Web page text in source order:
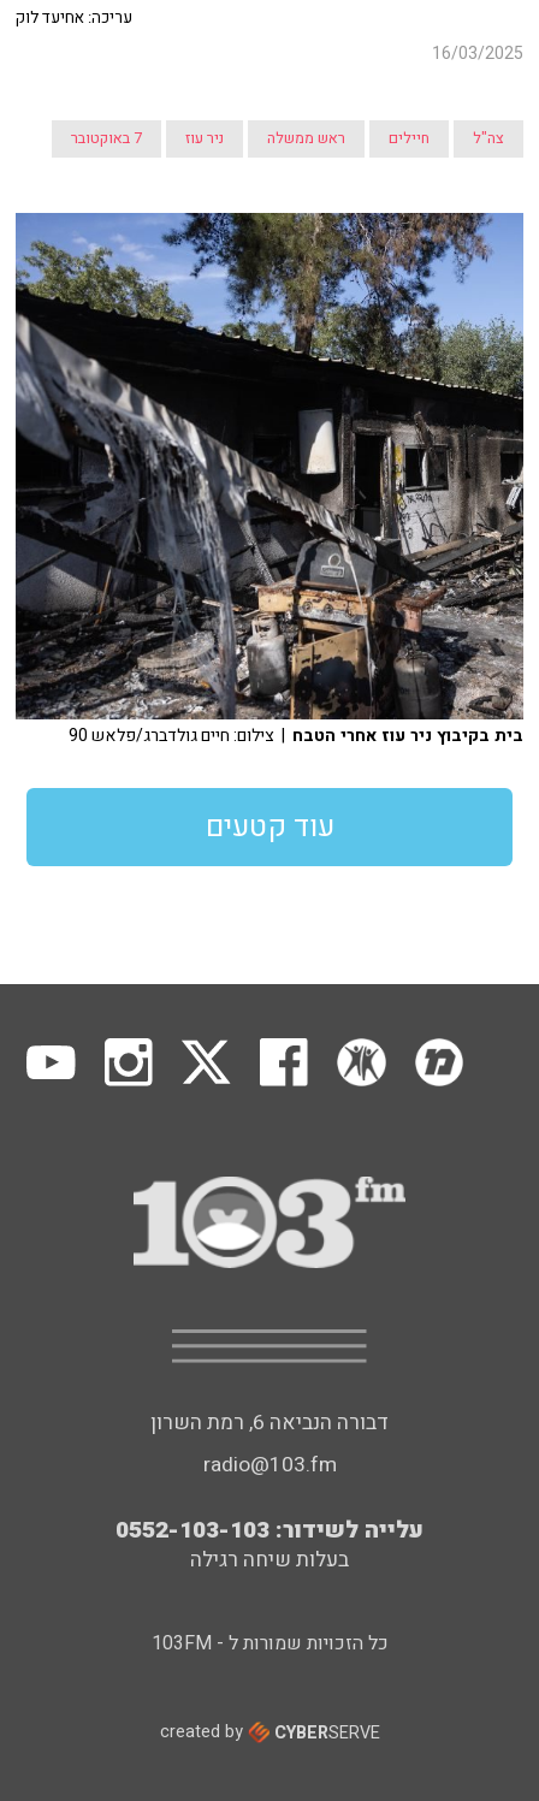
עריכה: אחיעד לוק
16/03/2025
צה"ל חיילים ראש ממשלה ניר עוז 7 באוקטובר
בית בקיבוץ ניר עוז אחרי הטבח | צילום: חיים גולדברג/פלאש 90
עוד קטעים
דבורה הנביאה 6, רמת השרון
radio@103.fm
עלייה לשידור: 0552-103-103
בעלות שיחה רגילה
כל הזכויות שמורות ל - 103FM
created by CYBERSERVE